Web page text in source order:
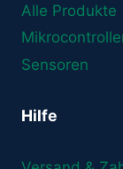
Alle Produkte
Sensoren
Hilfe